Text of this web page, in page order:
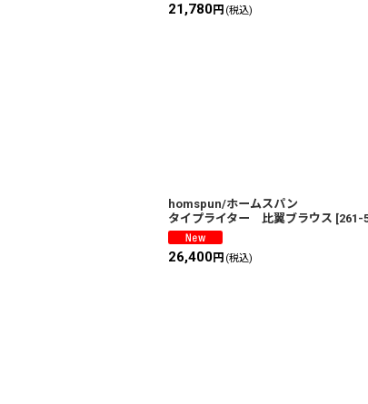
21,780円 (税込)
homspun/ホームスパン
タイプライター 比翼ブラウス [261-
26,400円 (税込)